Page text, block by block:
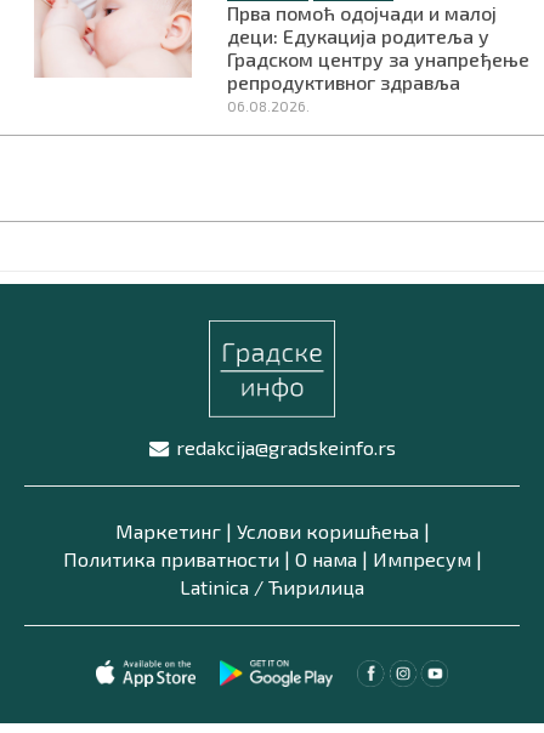
Прва помоћ одојчади и малој
деци: Едукација родитеља у
Градском центру за унапређење
репродуктивног здравља
06.08.2026.
redakcija@gradskeinfo.rs
Маркетинг| Услови коришћења|
Политика приватности| О нама| Импресум|
Latinica / Ћирилица